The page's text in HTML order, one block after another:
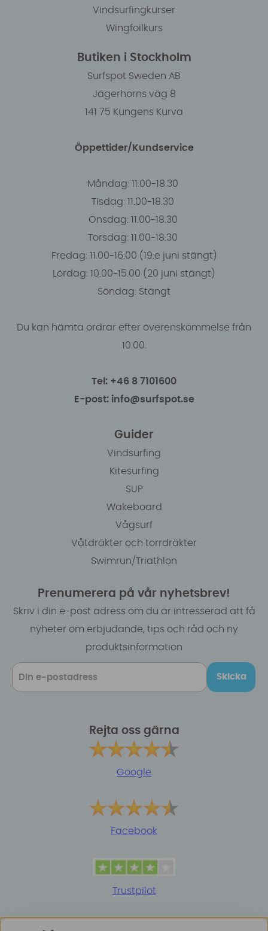
Vindsurfingkurser
Wingfoilkurs
Butiken i Stockholm
Surfspot Sweden AB
Jägerhorns väg 8
141 75 Kungens Kurva
Öppettider/Kundservice
Måndag: 11.00-18.30
Tisdag: 11.00-18.30
Onsdag: 11.00-18.30
Torsdag: 11.00-18.30
Fredag: 11.00-16:00 (19:e juni stängt)
Lördag: 10.00-15.00 (20 juni stängt)
Söndag: Stängt
Du kan hämta ordrar efter överenskommelse från
10.00.
Tel: +46 8 7101600
E-post: info@surfspot.se
Guider
Vindsurfing
Kitesurfing
SUP
Wakeboard
Vågsurf
Våtdräkter och torrdräkter
Swimrun/Triathlon
Prenumerera på vår nyhetsbrev!
Skriv i din e-post adress om du är intresserad att få
nyheter om erbjudande, tips och råd och ny
produktsinformation
Skicka
Rejta oss gärna
Google
Facebook
Trustpilot